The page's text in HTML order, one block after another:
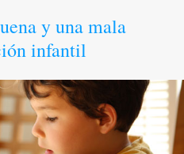
y una mala
infantil